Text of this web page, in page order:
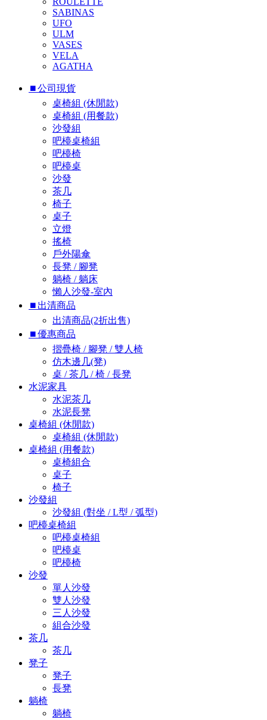
SABINAS
UFO
ULM
VASES
VELA
AGATHA
⏹︎公司現貨
桌椅組 (休閒款)
桌椅組 (用餐款)
沙發組
吧檯桌椅組
吧檯椅
吧檯桌
沙發
茶几
椅子
桌子
立燈
搖椅
戶外陽傘
長凳 / 腳凳
躺椅 / 躺床
懶人沙發-室內
⏹︎出清商品
出清商品(2折出售)
⏹︎優惠商品
摺疊椅 / 腳凳 / 雙人椅
仿木邊几(凳)
桌 / 茶几 / 椅 / 長凳
水泥家具
水泥茶几
水泥長凳
桌椅組 (休閒款)
桌椅組 (休閒款)
桌椅組 (用餐款)
桌椅組合
桌子
椅子
沙發組
沙發組 (對坐 / L型 / 弧型)
吧檯桌椅組
吧檯桌椅組
吧檯桌
吧檯椅
沙發
單人沙發
雙人沙發
三人沙發
組合沙發
茶几
茶几
凳子
凳子
長凳
躺椅
躺椅